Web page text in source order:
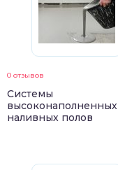
0 отзывов
Системы
высоконаполненных
наливных полов